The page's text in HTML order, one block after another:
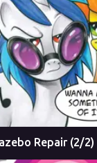
Repair (2/2)